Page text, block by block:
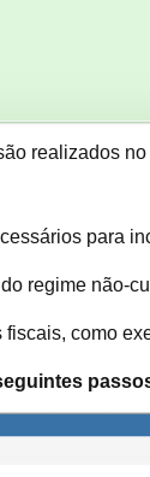
realizados
para
regime não-
como